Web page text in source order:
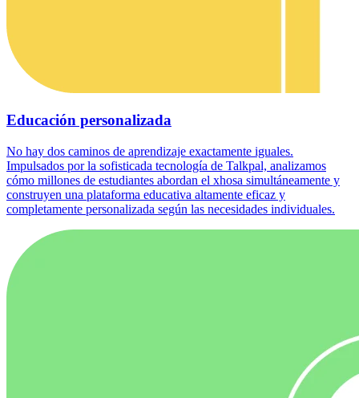
Educación personalizada
No hay dos caminos de aprendizaje exactamente iguales.
Impulsados por la sofisticada tecnología de Talkpal, analizamos
cómo millones de estudiantes abordan el xhosa simultáneamente y
construyen una plataforma educativa altamente eficaz y
completamente personalizada según las necesidades individuales.